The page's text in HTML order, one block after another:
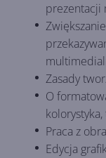
prezentacji
Zasady
O
kolorystyka,
Praca z
Edycja